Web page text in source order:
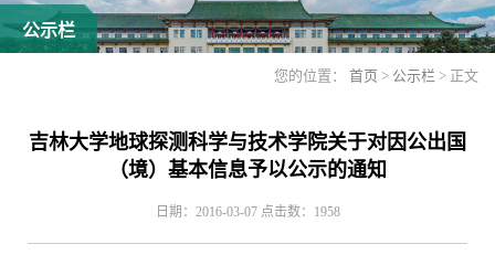
公示栏
您的位置： 首页 > 公示栏 > 正文
吉林大学地球探测科学与技术学院关于对因公出国
（境）基本信息予以公示的通知
日期：2016-03-07 点击数： 1958